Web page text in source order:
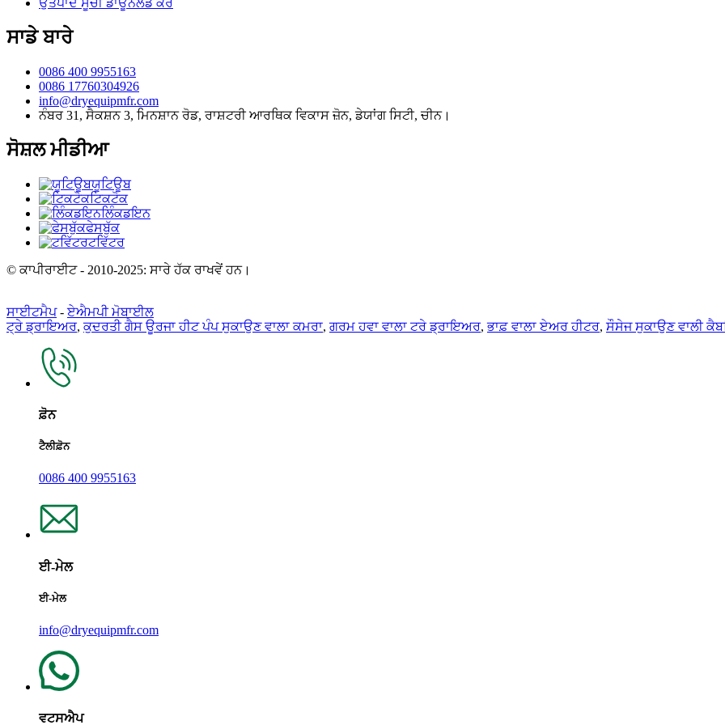
ਉਤਪਾਦ ਸੂਚੀ ਡਾਊਨਲੋਡ ਕਰੋ
ਸਾਡੇ ਬਾਰੇ
0086 400 9955163
0086 17760304926
info@dryequipmfr.com
ਨੰਬਰ 31, ਸੈਕਸ਼ਨ 3, ਮਿਨਸ਼ਾਨ ਰੋਡ, ਰਾਸ਼ਟਰੀ ਆਰਥਿਕ ਵਿਕਾਸ ਜ਼ੋਨ, ਡੇਯਾਂਗ ਸਿਟੀ, ਚੀਨ।
ਸੋਸ਼ਲ ਮੀਡੀਆ
ਯੂਟਿਊਬ
ਟਿਕਟੋਕ
ਲਿੰਕਡਇਨ
ਫੇਸਬੁੱਕ
ਟਵਿੱਟਰ
© ਕਾਪੀਰਾਈਟ - 2010-2025: ਸਾਰੇ ਹੱਕ ਰਾਖਵੇਂ ਹਨ।
ਸਾਈਟਮੈਪ-ਏਐਮਪੀ ਮੋਬਾਈਲ
ਟ੍ਰੇ ਡ੍ਰਾਇਅਰ,ਕੁਦਰਤੀ ਗੈਸ ਊਰਜਾ ਹੀਟ ਪੰਪ ਸੁਕਾਉਣ ਵਾਲਾ ਕਮਰਾ, ਗਰਮ ਹਵਾ ਵਾਲਾ ਟਰੇ ਡ੍ਰਾਇਅਰ,ਭਾਫ਼ ਵਾਲਾ ਏਅਰ ਹੀਟਰ, ਸੌਸੇਜ ਸੁਕਾਉਣ ਵਾਲੀ
ਫ਼ੋਨ
ਟੈਲੀਫ਼ੋਨ
0086 400 9955163
ਈ-ਮੇਲ
ਈ-ਮੇਲ
info@dryequipmfr.com
ਵਟਸਐਪ